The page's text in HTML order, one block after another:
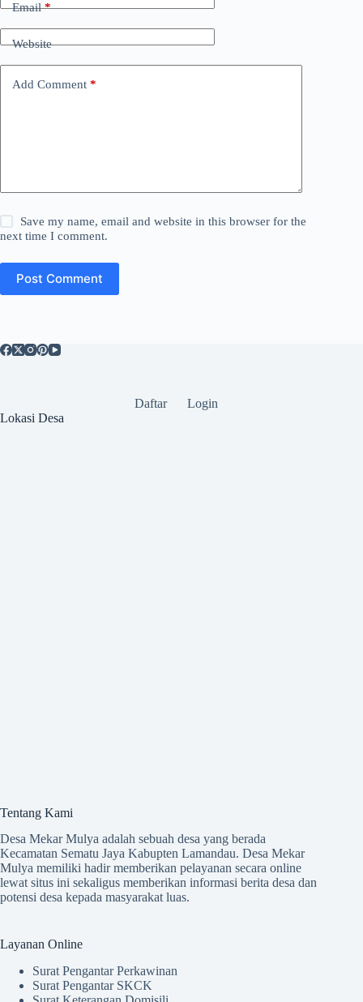
Email*
Website
Add Comment *
Save my name, email and website in this browser for the
next time I comment.
Post Comment
Daftar
Login
Lokasi Desa
Tentang Kami
Desa Mekar Mulya adalah sebuah desa yang berada
Kecamatan Sematu Jaya Kabupten Lamandau. Desa Mekar
Mulya memiliki hadir memberikan pelayanan secara online
lewat situs ini sekaligus memberikan informasi berita desa dan
potensi desa kepada masyarakat luas.
Layanan Online
Surat Pengantar Perkawinan
Surat Pengantar SKCK